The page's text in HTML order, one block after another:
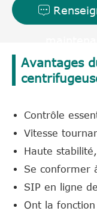

Avantages
Contrôle
Vitesse
Haute stabilité,
Se conformer
SIP en ligne
Ont la fonction